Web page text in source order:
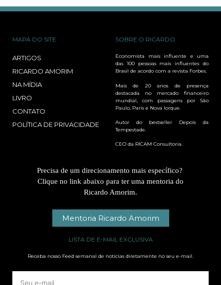
MAPA DO SITE
ARTIGOS
RICARDO AMORIM
NA MÍDIA
LIVRO
CONTATO
POLÍTICA DE PRIVACIDADE
SOBRE O RICARDO
Economista mais influente e uma
das 100 pessoas mais influentes do
Brasil de acordo com a revista Forbes.
Mais de 20 anos de presença
destacada no mercado financeiro
mundial, com passagens por São
Paulo, Paris e Nova Iorque.
Autor do bestseller Depois da
Tempestade.
CEO da RICAM Consultoria.
Precisa de um direcionamento mais específico?
Clique no link abaixo para ter uma mentoria do
Ricardo Amorim.
Mentoria Ricardo Amorim
LISTA DE E-MAIL EXCLUSIVA
Receba nosso Feed semanal de notícias diretamente no seu e-mail.